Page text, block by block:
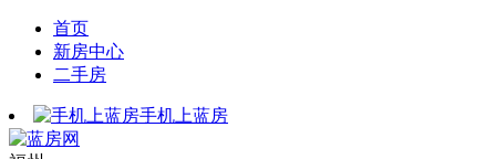
首页
新房中心
二手房
手机上蓝房